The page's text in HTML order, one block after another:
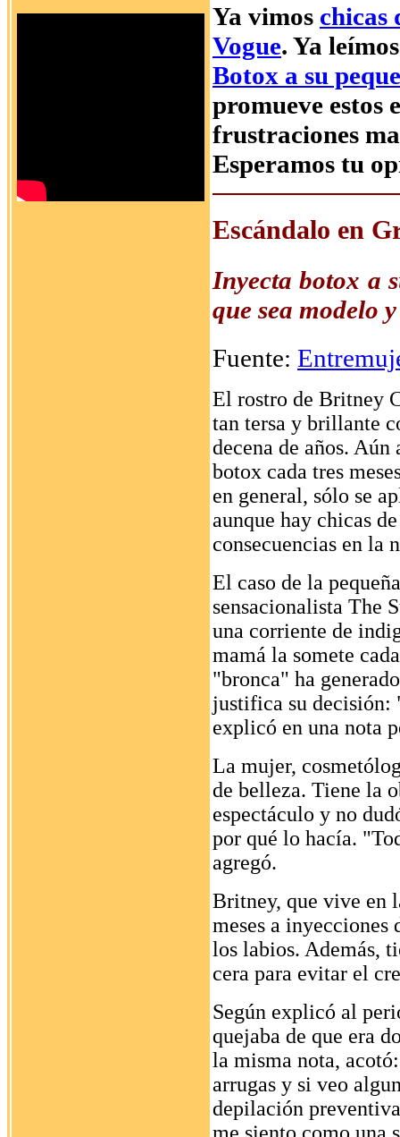
Ya vimos chicas
Vogue. Ya
Botox a su
promueve estos
frustraciones
Esperamos tu
Escándalo en
Inyecta botox a
que sea modelo
Fuente:
El rostro de Britney
tan tersa y brillante
decena de años.
botox cada tres
en general, sólo se
aunque hay chicas
consecuencias en la
El caso de la
sensacionalista The
una corriente de
mamá la somete
"bronca" ha
justifica su decisión:
explicó en una nota
La mujer,
de belleza. Tiene la
espectáculo y no
por qué lo hacía.
agregó.
Britney, que vive en
meses a
los labios. Además,
cera para evitar el
Según explicó al
quejaba de que era
la misma nota,
arrugas y si veo
depilación